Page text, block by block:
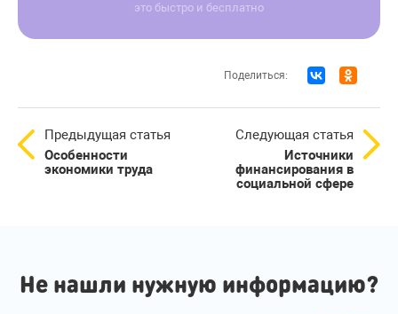
это быстро и бесплатно
Поделиться:
Предыдущая статья
Особенности
экономики труда
Следующая статья
Источники
финансирования в
социальной сфере
Не нашли нужную информацию?